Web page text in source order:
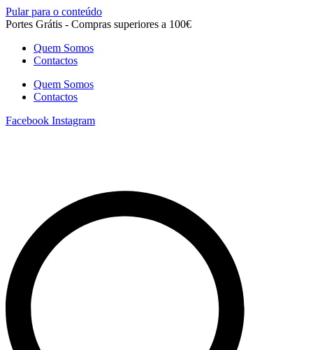
Pular para o conteúdo
Portes Grátis - Compras superiores a 100€
Quem Somos
Contactos
Quem Somos
Contactos
Facebook Instagram